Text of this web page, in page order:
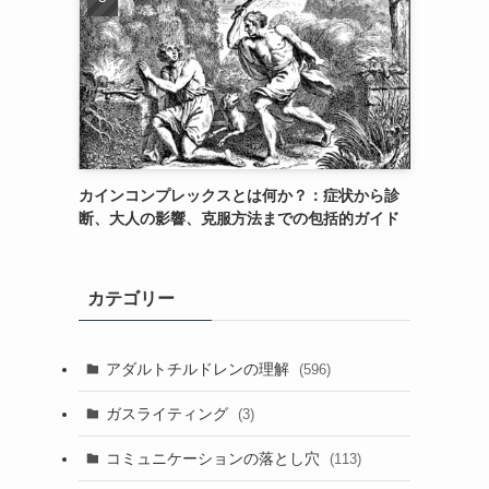
カインコンプレックスとは何か？：症状から診
断、大人の影響、克服方法までの包括的ガイド
カテゴリー
アダルトチルドレンの理解 (596)
ガスライティング (3)
コミュニケーションの落とし穴 (113)